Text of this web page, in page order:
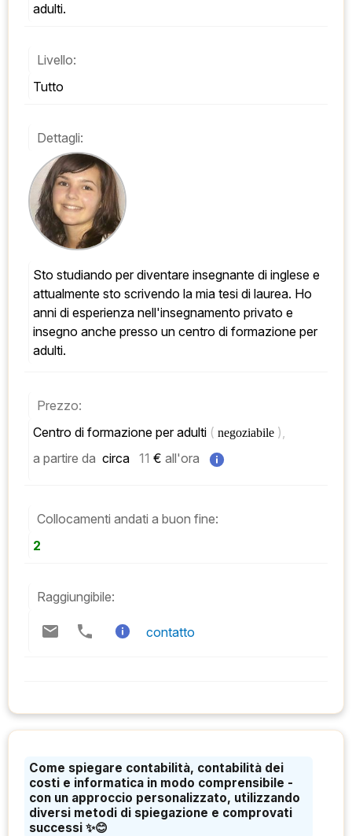
adulti.
Livello:
Tutto
Dettagli:
Sto studiando per diventare insegnante di inglese e
attualmente sto scrivendo la mia tesi di laurea. Ho
anni di esperienza nell'insegnamento privato e
insegno anche presso un centro di formazione per
adulti.
Prezzo:
Centro di formazione per adulti ( negoziabile ),
a partire da circa 11 € all'ora
Collocamenti andati a buon fine:
2
Raggiungibile:
contatto
Come spiegare contabilità, contabilità dei
costi e informatica in modo comprensibile -
con un approccio personalizzato, utilizzando
diversi metodi di spiegazione e comprovati
successi ✨😊